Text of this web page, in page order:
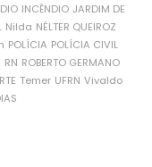
INCÊNDIO JARDIM DE
Nilda NÉLTER QUEIROZ
POLÍCIA POLÍCIA CIVIL
RN ROBERTO GERMANO
Temer UFRN Vivaldo